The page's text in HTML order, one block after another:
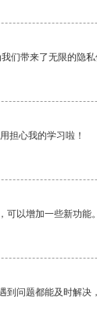
们带来了无限的隐私
担心我的学习啦！
可以增加一些新功能
问题都能及时解决